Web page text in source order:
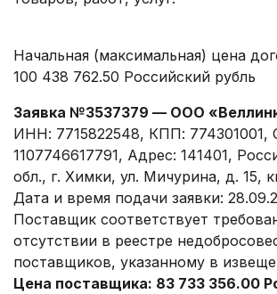
Начальная (максимальная) цена
100 438 762.50 Российский рубль
Заявка №3537379 — ООО
ИНН: 7715822548, КПП: 774301001,
1107746617791, Адрес: 141401,
обл., г. Химки, ул. Мичурина, д. 15,
Дата и время подачи заявки:
Поставщик соответствует
отсутствии в реестре
поставщиков, указанному в
Цена поставщика: 83 733 356.00